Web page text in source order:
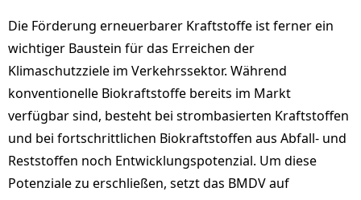
Die Förderung erneuerbarer Kraftstoffe ist ferner ein
wichtiger Baustein für das Erreichen der
Klimaschutzziele im Verkehrssektor. Während
konventionelle Biokraftstoffe bereits im Markt
verfügbar sind, besteht bei strombasierten Kraftstoffen
und bei fortschrittlichen Biokraftstoffen aus Abfall- und
Reststoffen noch Entwicklungspotenzial. Um diese
Potenziale zu erschließen, setzt das BMDV auf